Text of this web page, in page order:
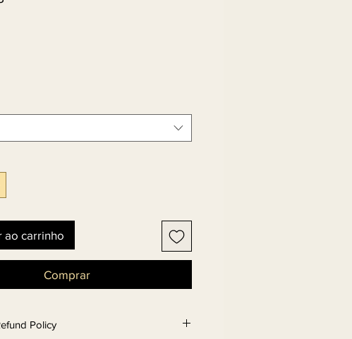
ao carrinho
Comprar
Policy